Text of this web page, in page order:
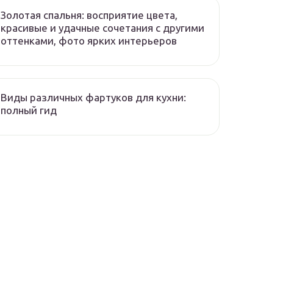
Золотая спальня: восприятие цвета,
красивые и удачные сочетания с другими
оттенками, фото ярких интерьеров
Виды различных фартуков для кухни:
полный гид